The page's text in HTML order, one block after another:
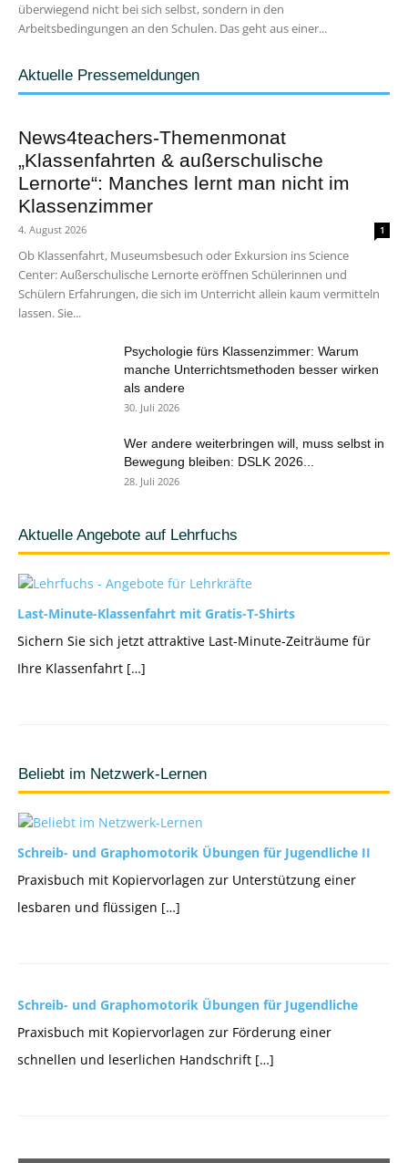
überwiegend nicht bei sich selbst, sondern in den
Arbeitsbedingungen an den Schulen. Das geht aus einer...
Aktuelle Pressemeldungen
News4teachers-Themenmonat
„Klassenfahrten & außerschulische
Lernorte“: Manches lernt man nicht im
Klassenzimmer
4. August 2026 1
Ob Klassenfahrt, Museumsbesuch oder Exkursion ins Science
Center: Außerschulische Lernorte eröffnen Schülerinnen und
Schülern Erfahrungen, die sich im Unterricht allein kaum vermitteln
lassen. Sie...
Psychologie fürs Klassenzimmer: Warum
manche Unterrichtsmethoden besser wirken
als andere
30. Juli 2026
Wer andere weiterbringen will, muss selbst in
Bewegung bleiben: DSLK 2026...
28. Juli 2026
Aktuelle Angebote auf Lehrfuchs
Last-Minute-Klassenfahrt mit Gratis-T-Shirts
Sichern Sie sich jetzt attraktive Last-Minute-Zeiträume für
Ihre Klassenfahrt […]
Beliebt im Netzwerk-Lernen
Schreib- und Graphomotorik Übungen für Jugendliche II
Praxisbuch mit Kopiervorlagen zur Unterstützung einer
lesbaren und flüssigen […]
Schreib- und Graphomotorik Übungen für Jugendliche
Praxisbuch mit Kopiervorlagen zur Förderung einer
schnellen und leserlichen Handschrift […]